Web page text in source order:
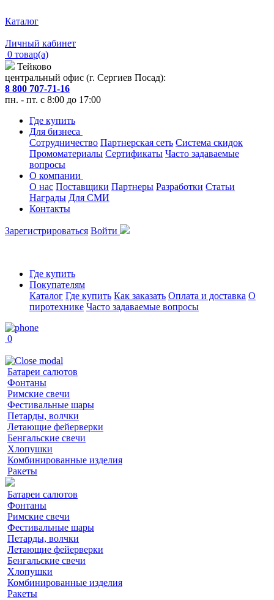
Каталог
Личный кабинет
0 товар(а)
Тейково
центральный офис (г. Сергиев Посад):
8 800 707-71-16
пн. - пт. с 8:00 до 17:00
Где купить
Для бизнеса
Сотрудничество Партнерская сеть Система скидок
Промоматериалы Сертификаты Часто задаваемые
вопросы
О компании
О нас Поставщики Партнеры Разработки Статьи
Награды Для СМИ
Контакты
Зарегистрироваться Войти
Где купить
Покупателям
Каталог Где купить Как заказать Оплата и доставка О
пиротехнике Часто задаваемые вопросы
0
Батареи салютов
Фонтаны
Римские свечи
Фестивальные шары
Петарды, волчки
Летающие фейерверки
Бенгальские свечи
Хлопушки
Комбинированные изделия
Ракеты
Батареи салютов
Фонтаны
Римские свечи
Фестивальные шары
Петарды, волчки
Летающие фейерверки
Бенгальские свечи
Хлопушки
Комбинированные изделия
Ракеты